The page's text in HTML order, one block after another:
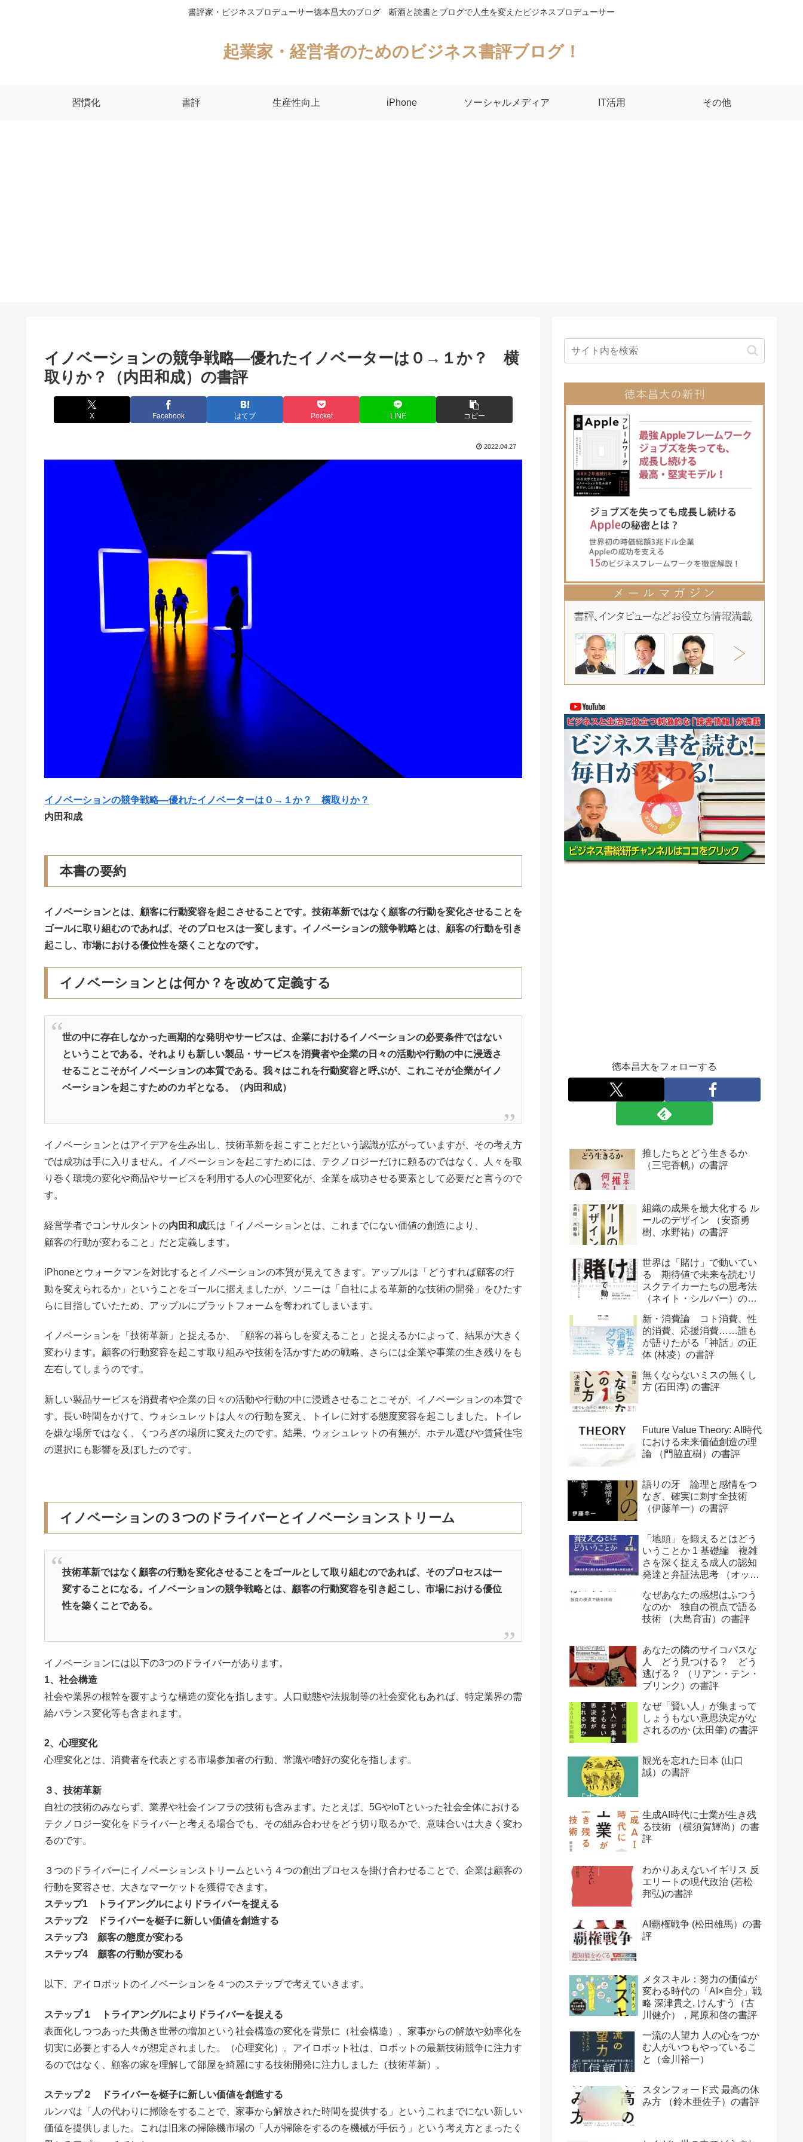
書評家・ビジネスプロデューサー徳本昌大のブログ 断酒と読書とブログで人生を変えたビジネスプロデューサー
起業家・経営者のためのビジネス書評ブログ！
習慣化 書評 生産性向上 iPhone ソーシャルメディア IT活用 その他
イノベーションの競争戦略―優れたイノベーターは０→１か？ 横
取りか？（内田和成）の書評
X Facebook はてブ Pocket LINE コピー
2022.04.27
イノベーションの競争戦略―優れたイノベーターは０→１か？ 横取りか？
内田和成
本書の要約
イノベーションとは、顧客に行動変容を起こさせることです。技術革新ではなく顧客の行動を変化させることを
ゴールに取り組むのであれば、そのプロセスは一変します。イノベーションの競争戦略とは、顧客の行動を引き
起こし、市場における優位性を築くことなのです。
イノベーションとは何か？を改めて定義する
世の中に存在しなかった画期的な発明やサービスは、企業におけるイノベーションの必要条件ではない
ということである。それよりも新しい製品・サービスを消費者や企業の日々の活動や行動の中に浸透さ
せることこそがイノベーションの本質である。我々はこれを行動変容と呼ぶが、これこそが企業がイノ
ベーションを起こすためのカギとなる。（内田和成）
イノベーションとはアイデアを生み出し、技術革新を起こすことだという認識が広がっていますが、その考え方
では成功は手に入りません。イノベーションを起こすためには、テクノロジーだけに頼るのではなく、人々を取
り巻く環境の変化や商品やサービスを利用する人の心理変化が、企業を成功させる要素として必要だと言うので
す。
経営学者でコンサルタントの内田和成氏は「イノベーションとは、これまでにない価値の創造により、
顧客の行動が変わること」だと定義します。
iPhoneとウォークマンを対比するとイノベーションの本質が見えてきます。アップルは「どうすれば顧客の行
動を変えられるか」ということをゴールに据えましたが、ソニーは「自社による革新的な技術の開発」をひたす
らに目指していたため、アップルにプラットフォームを奪われてしまいます。
イノベーションを「技術革新」と捉えるか、「顧客の暮らしを変えること」と捉えるかによって、結果が大きく
変わります。顧客の行動変容を起こす取り組みや技術を活かすための戦略、さらには企業や事業の生き残りをも
左右してしまうのです。
新しい製品サービスを消費者や企業の日々の活動や行動の中に浸透させることこそが、イノベーションの本質で
す。長い時間をかけて、ウォシュレットは人々の行動を変え、トイレに対する態度変容を起こしました。トイレ
を嫌な場所ではなく、くつろぎの場所に変えたのです。結果、ウォシュレットの有無が、ホテル選びや賃貸住宅
の選択にも影響を及ぼしたのです。
イノベーションの３つのドライバーとイノベーションストリーム
技術革新ではなく顧客の行動を変化させることをゴールとして取り組むのであれば、そのプロセスは一
変することになる。イノベーションの競争戦略とは、顧客の行動変容を引き起こし、市場における優位
性を築くことである。
イノベーションには以下の3つのドライバーがあります。
1、社会構造
社会や業界の根幹を覆すような構造の変化を指します。人口動態や法規制等の社会変化もあれば、特定業界の需
給バランス変化等も含まれます。
2、心理変化
心理変化とは、消費者を代表とする市場参加者の行動、常識や嗜好の変化を指します。
３、技術革新
自社の技術のみならず、業界や社会インフラの技術も含みます。たとえば、5GやIoTといった社会全体における
テクノロジー変化をドライバーと考える場合でも、その組み合わせをどう切り取るかで、意味合いは大きく変わ
るのです。
３つのドライバーにイノベーションストリームという４つの創出プロセスを掛け合わせることで、企業は顧客の
行動を変容させ、大きなマーケットを獲得できます。
ステップ1 トライアングルによりドライバーを捉える
ステップ2 ドライバーを梃子に新しい価値を創造する
ステップ3 顧客の態度が変わる
ステップ4 顧客の行動が変わる
以下、アイロボットのイノベーションを４つのステップで考えていきます。
ステップ１ トライアングルによりドライバーを捉える
表面化しつつあった共働き世帯の増加という社会構造の変化を背景に（社会構造）、家事からの解放や効率化を
切実に必要とする人々が想定されました。（心理変化）。アイロボット社は、ロボットの最新技術競争に注力す
るのではなく、顧客の家を理解して部屋を綺麗にする技術開発に注力しました（技術革新）。
ステップ２ ドライバーを梃子に新しい価値を創造する
ルンバは「人の代わりに掃除をすることで、家事から解放された時間を提供する」というこれまでにない新しい
価値を提供しました。これは旧来の掃除機市場の「人が掃除をするのを機械が手伝う」という考え方とまったく
徳本昌大をフォローする
推したちとどう生きるか
（三宅香帆）の書評
組織の成果を最大化する ル
ールのデザイン （安斎勇
樹、水野祐）の書評
世界は「賭け」で動いてい
る 期待値で未来を読むリ
スクテイカーたちの思考法
（ネイト・シルバー）の書
新・消費論 コト消費、性
的消費、応援消費……誰も
が語りたがる「神話」の正
体 (林凌）の書評
無くならないミスの無くし
方 (石田淳) の書評
Future Value Theory: AI時代
における未来価値創造の理
論 （門脇直樹）の書評
語りの牙 論理と感情をつ
なぎ、確実に刺す全技術
（伊藤羊一）の書評
「地頭」を鍛えるとはどう
いうことか 1 基礎編 複雑
さを深く捉える成人の認知
発達と弁証法思考 （オット
なぜあなたの感想はふつう
なのか 独自の視点で語る
技術 （大島育宙）の書評
あなたの隣のサイコパスな
人 どう見つける？ どう
逃げる？ （リアン・テン・
ブリンク）の書評
なぜ「賢い人」が集まって
しょうもない意思決定がな
されるのか (太田肇) の書評
観光を忘れた日本 (山口
誠）の書評
生成AI時代に士業が生き残
る技術 （横須賀輝尚）の書
評
わかりあえないイギリス 反
エリートの現代政治 (若松
邦弘)の書評
AI覇権戦争 (松田雄馬）の書
評
メタスキル：努力の価値が
変わる時代の「AI×自分」戦
略 深津貴之, けんすう（古
川健介），尾原和啓の書評
一流の人望力 人の心をつか
む人がいつもやっているこ
と（金川裕一）
スタンフォード式 最高の休
み方 （鈴木亜佐子）の書評